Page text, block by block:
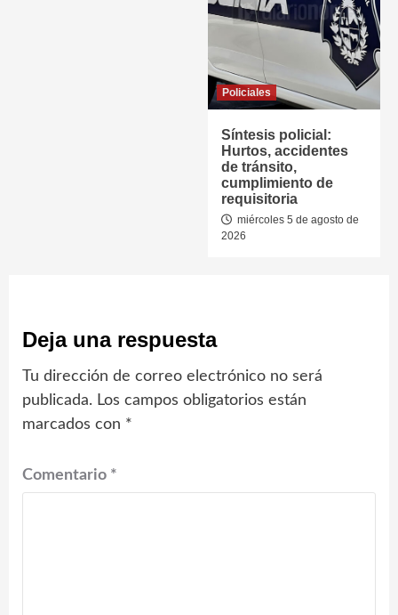
Policiales
Síntesis policial:
Hurtos, accidentes
de tránsito,
cumplimiento de
requisitoria
miércoles 5 de agosto de
2026
Deja una respuesta
Tu dirección de correo electrónico no será
publicada. Los campos obligatorios están
marcados con *
Comentario *